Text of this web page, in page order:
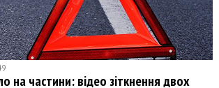
на частини: відео зіткнення двох